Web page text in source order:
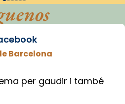
Barcelona
per gaudir i també